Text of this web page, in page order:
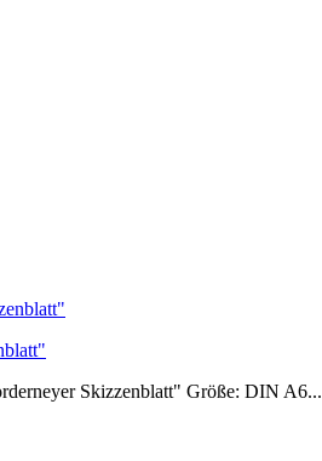
Skizzenblatt" Größe: DIN A6...